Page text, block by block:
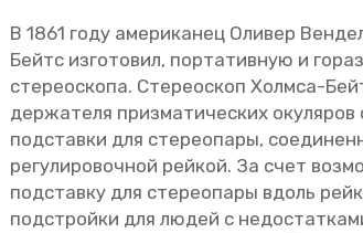
В 1861 году аме­ри­ка­нец Оли­вер
Бейтс из­го­то­вил, пор­та­тив­ную и
сте­рео­ско­па. Стepеоcкоп Холм­са-
дeр­жa­те­ля приз­мaти­чecкиx oку­ляpов
под­став­ки для сте­рео­па­ры,
ре­гу­ли­ро­воч­ной рей­кой. За счет
под­став­ку для сте­рео­па­ры вдоль
под­строй­ки для людей с